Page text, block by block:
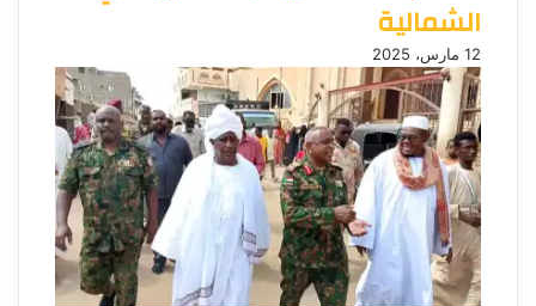
الشمالية
12 مارس، 2025